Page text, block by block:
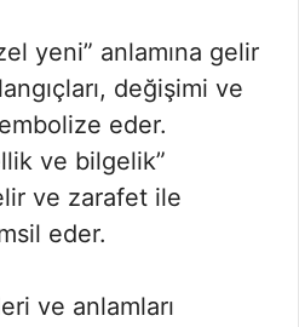
yeni” anlamına gelir
değişimi ve
eder.
ve bilgelik”
ve zarafet ile
eder.
ve anlamları